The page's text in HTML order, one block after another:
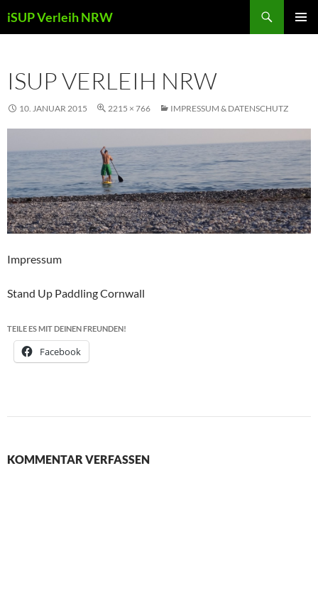
Inhalt
iSUP Verleih NRW
ISUP VERLEIH NRW
10. JANUAR 2015 2215 × 766 IMPRESSUM & DATENSCHUTZ
Impressum
Stand Up Paddling Cornwall
TEILE ES MIT DEINEN FREUNDEN!
Facebook
KOMMENTAR VERFASSEN